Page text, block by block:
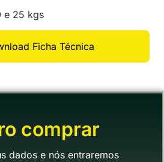
e 25 kgs
Ficha Técnica
comprar
dados e nós entraremos